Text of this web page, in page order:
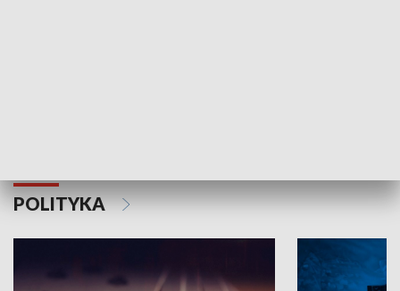
POLITYKA